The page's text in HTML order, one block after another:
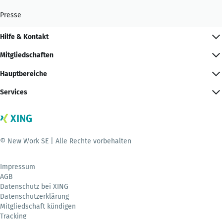
Presse
Hilfe & Kontakt
Mitgliedschaften
Hauptbereiche
Services
© New Work SE | Alle Rechte vorbehalten
Impressum
AGB
Datenschutz bei XING
Datenschutzerklärung
Mitgliedschaft kündigen
Tracking